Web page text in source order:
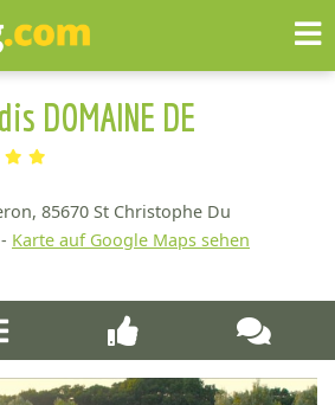
DOMAINE DE
85670 St Christophe Du
Karte auf Google Maps sehen